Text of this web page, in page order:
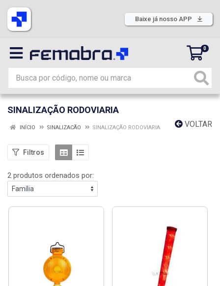
Baixe já nosso APP
0
SINALIZAÇÃO RODOVIARIA
VOLTAR
INÍCIO SINALIZACÃO SINALIZAÇÃO RODOVIARIA
Filtros
2 produtos ordenados por: